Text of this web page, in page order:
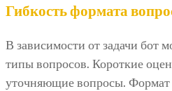
Гибкость формата
В зависимости от задачи бот
типы вопросов. Короткие
уточняющие вопросы. Формат